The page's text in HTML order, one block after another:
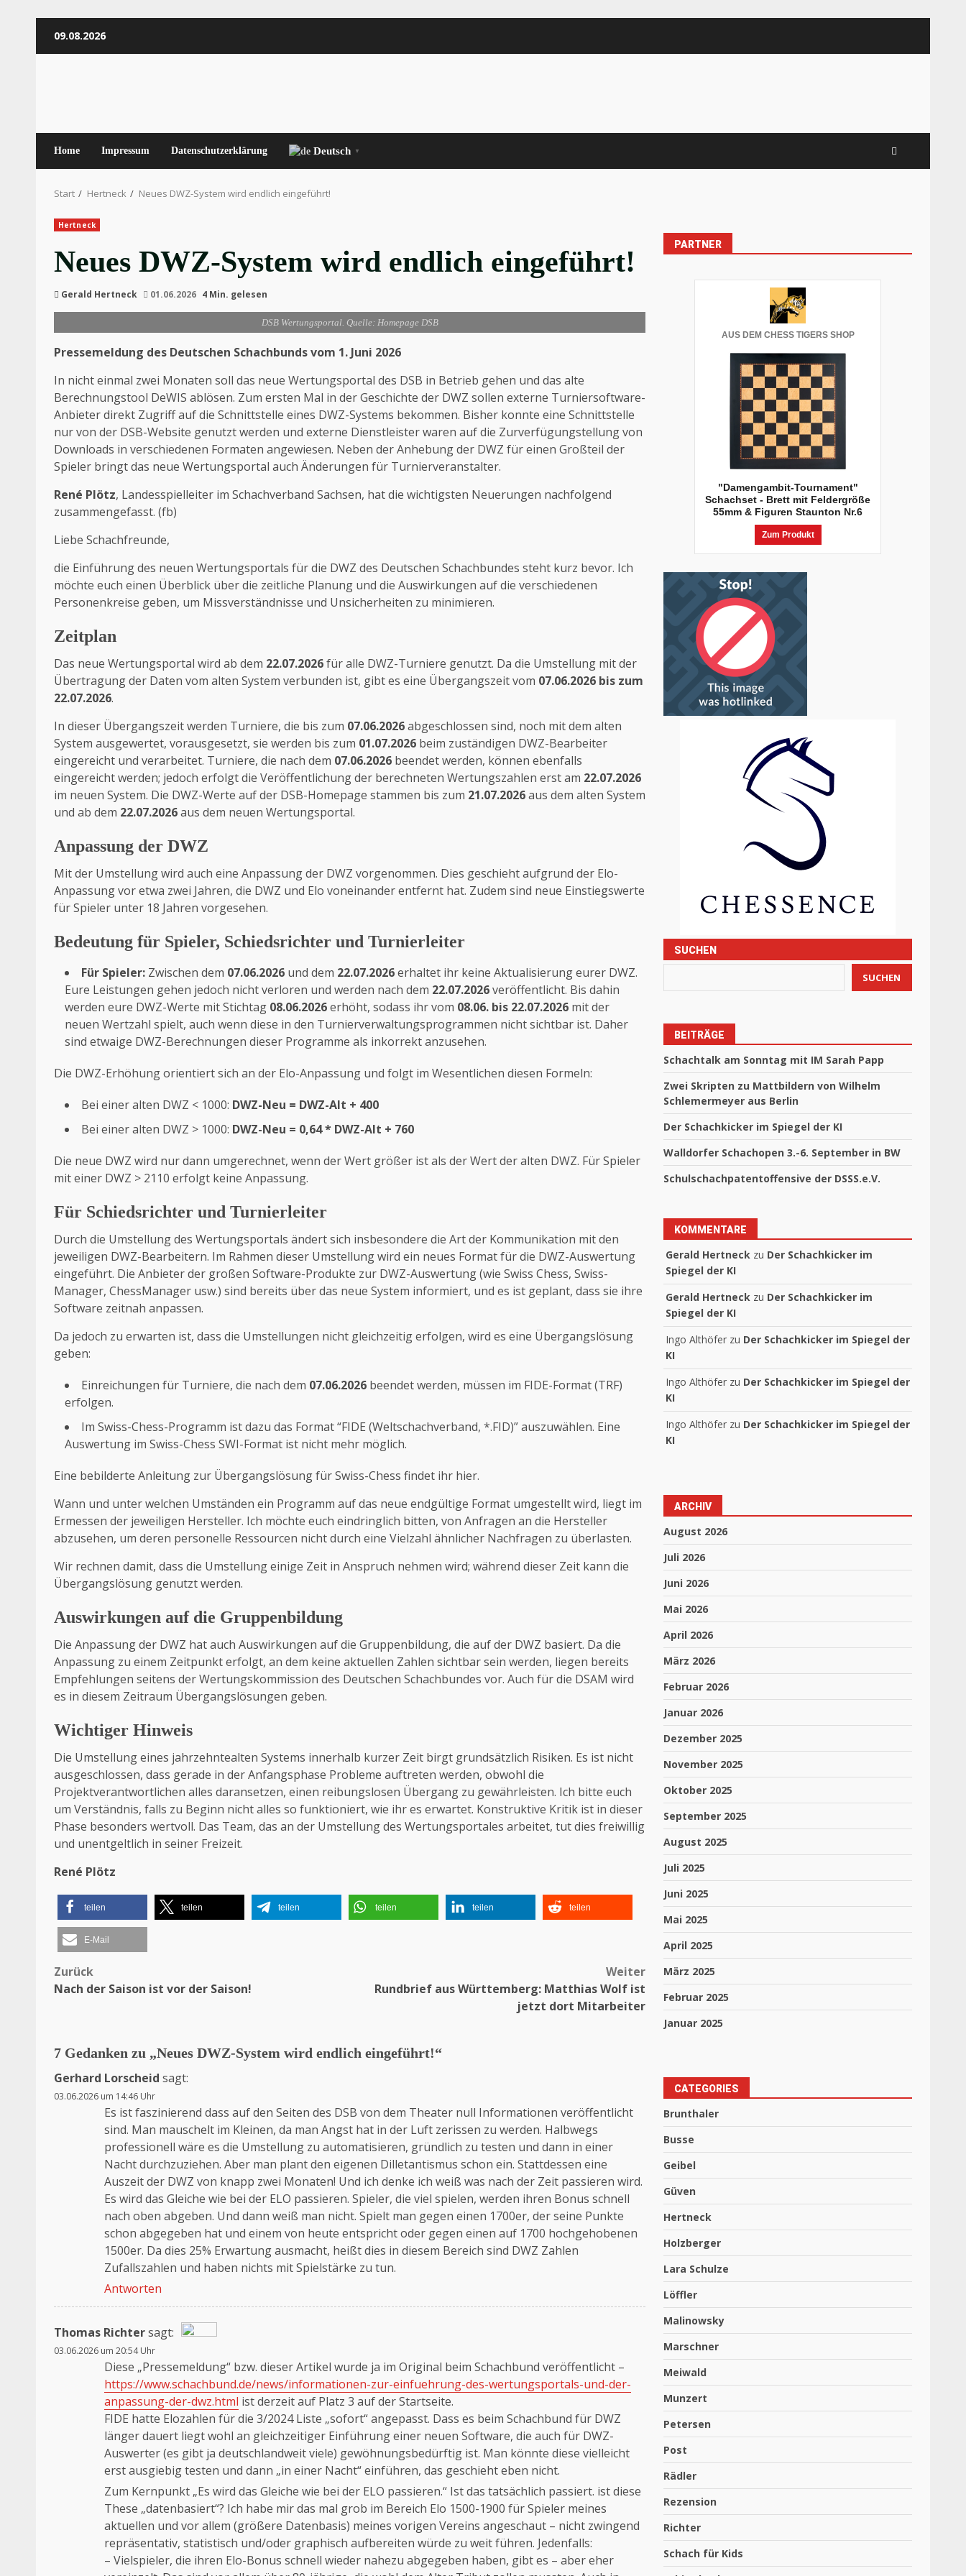
Inhalt09.08.2026
Home Impressum Datenschutzerklärung Deutsch ▼
Start Hertneck Neues DWZ-System wird endlich eingeführt!
Hertneck
Neues DWZ-System wird endlich eingeführt!
Gerald Hertneck 01.06.2026 4 Min. gelesen
DSB Wertungsportal. Quelle: Homepage DSB
Pressemeldung des Deutschen Schachbunds vom 1. Juni 2026
In nicht einmal zwei Monaten soll das neue Wertungsportal des DSB in Betrieb gehen und das alte
Berechnungstool DeWIS ablösen. Zum ersten Mal in der Geschichte der DWZ sollen externe Turniersoftware-
Anbieter direkt Zugriff auf die Schnittstelle eines DWZ-Systems bekommen. Bisher konnte eine Schnittstelle
nur von der DSB-Website genutzt werden und externe Dienstleister waren auf die Zurverfügungstellung von
Downloads in verschiedenen Formaten angewiesen. Neben der Anhebung der DWZ für einen Großteil der
Spieler bringt das neue Wertungsportal auch Änderungen für Turnierveranstalter.
René Plötz, Landesspielleiter im Schachverband Sachsen, hat die wichtigsten Neuerungen nachfolgend
zusammengefasst. (fb)
Liebe Schachfreunde,
die Einführung des neuen Wertungsportals für die DWZ des Deutschen Schachbundes steht kurz bevor. Ich
möchte euch einen Überblick über die zeitliche Planung und die Auswirkungen auf die verschiedenen
Personenkreise geben, um Missverständnisse und Unsicherheiten zu minimieren.
Zeitplan
Das neue Wertungsportal wird ab dem 22.07.2026für alle DWZ-Turniere genutzt. Da die Umstellung mit der
Übertragung der Daten vom alten System verbunden ist, gibt es eine Übergangszeit vom 07.06.2026 bis zum
22.07.2026.
In dieser Übergangszeit werden Turniere, die bis zum 07.06.2026abgeschlossen sind, noch mit dem alten
System ausgewertet, vorausgesetzt, sie werden bis zum 01.07.2026 beim zuständigen DWZ-Bearbeiter
eingereicht und verarbeitet. Turniere, die nach dem 07.06.2026 beendet werden, können ebenfalls
eingereicht werden; jedoch erfolgt die Veröffentlichung der berechneten Wertungszahlen erst am 22.07.2026
im neuen System. Die DWZ-Werte auf der DSB-Homepage stammen bis zum 21.07.2026aus dem alten System
und ab dem 22.07.2026aus dem neuen Wertungsportal.
Anpassung der DWZ
Mit der Umstellung wird auch eine Anpassung der DWZ vorgenommen. Dies geschieht aufgrund der Elo-
Anpassung vor etwa zwei Jahren, die DWZ und Elo voneinander entfernt hat. Zudem sind neue Einstiegswerte
für Spieler unter 18 Jahren vorgesehen.
Bedeutung für Spieler, Schiedsrichter und Turnierleiter
Für Spieler: Zwischen dem 07.06.2026 und dem 22.07.2026erhaltet ihr keine Aktualisierung eurer DWZ.
Eure Leistungen gehen jedoch nicht verloren und werden nach dem 22.07.2026veröffentlicht. Bis dahin
werden eure DWZ-Werte mit Stichtag 08.06.2026erhöht, sodass ihr vom 08.06. bis 22.07.2026 mit der
neuen Wertzahl spielt, auch wenn diese in den Turnierverwaltungsprogrammen nicht sichtbar ist. Daher
sind etwaige DWZ-Berechnungen dieser Programme als inkorrekt anzusehen.
Die DWZ-Erhöhung orientiert sich an der Elo-Anpassung und folgt im Wesentlichen diesen Formeln:
Bei einer alten DWZ < 1000: DWZ-Neu = DWZ-Alt + 400
Bei einer alten DWZ > 1000: DWZ-Neu = 0,64 * DWZ-Alt + 760
Die neue DWZ wird nur dann umgerechnet, wenn der Wert größer ist als der Wert der alten DWZ. Für Spieler
mit einer DWZ > 2110 erfolgt keine Anpassung.
Für Schiedsrichter und Turnierleiter
Durch die Umstellung des Wertungsportals ändert sich insbesondere die Art der Kommunikation mit den
jeweiligen DWZ-Bearbeitern. Im Rahmen dieser Umstellung wird ein neues Format für die DWZ-Auswertung
eingeführt. Die Anbieter der großen Software-Produkte zur DWZ-Auswertung (wie Swiss Chess, Swiss-
Manager, ChessManager usw.) sind bereits über das neue System informiert, und es ist geplant, dass sie ihre
Software zeitnah anpassen.
Da jedoch zu erwarten ist, dass die Umstellungen nicht gleichzeitig erfolgen, wird es eine Übergangslösung
geben:
Einreichungen für Turniere, die nach dem 07.06.2026 beendet werden, müssen im FIDE-Format (TRF)
erfolgen.
Im Swiss-Chess-Programm ist dazu das Format “FIDE (Weltschachverband, *.FID)” auszuwählen. Eine
Auswertung im Swiss-Chess SWI-Format ist nicht mehr möglich.
Eine bebilderte Anleitung zur Übergangslösung für Swiss-Chess findet ihr hier.
Wann und unter welchen Umständen ein Programm auf das neue endgültige Format umgestellt wird, liegt im
Ermessen der jeweiligen Hersteller. Ich möchte euch eindringlich bitten, von Anfragen an die Hersteller
abzusehen, um deren personelle Ressourcen nicht durch eine Vielzahl ähnlicher Nachfragen zu überlasten.
Wir rechnen damit, dass die Umstellung einige Zeit in Anspruch nehmen wird; während dieser Zeit kann die
Übergangslösung genutzt werden.
Auswirkungen auf die Gruppenbildung
Die Anpassung der DWZ hat auch Auswirkungen auf die Gruppenbildung, die auf der DWZ basiert. Da die
Anpassung zu einem Zeitpunkt erfolgt, an dem keine aktuellen Zahlen sichtbar sein werden, liegen bereits
Empfehlungen seitens der Wertungskommission des Deutschen Schachbundes vor. Auch für die DSAM wird
es in diesem Zeitraum Übergangslösungen geben.
Wichtiger Hinweis
Die Umstellung eines jahrzehntealten Systems innerhalb kurzer Zeit birgt grundsätzlich Risiken. Es ist nicht
ausgeschlossen, dass gerade in der Anfangsphase Probleme auftreten werden, obwohl die
Projektverantwortlichen alles daransetzen, einen reibungslosen Übergang zu gewährleisten. Ich bitte euch
um Verständnis, falls zu Beginn nicht alles so funktioniert, wie ihr es erwartet. Konstruktive Kritik ist in dieser
Phase besonders wertvoll. Das Team, das an der Umstellung des Wertungsportales arbeitet, tut dies freiwillig
und unentgeltlich in seiner Freizeit.
René Plötz
teilen teilen teilen teilen teilen teilen
E-Mail
Beitragsnavigation
Zurück
Nach der Saison ist vor der Saison!
Weiter
Rundbrief aus Württemberg: Matthias Wolf ist
jetzt dort Mitarbeiter
7 Gedanken zu „Neues DWZ-System wird endlich eingeführt!“
Gerhard Lorscheid sagt:
03.06.2026 um 14:46 Uhr
Es ist faszinierend dass auf den Seiten des DSB von dem Theater null Informationen veröffentlicht
sind. Man mauschelt im Kleinen, da man Angst hat in der Luft zerissen zu werden. Halbwegs
professionell wäre es die Umstellung zu automatisieren, gründlich zu testen und dann in einer
Nacht durchzuziehen. Aber man plant den eigenen Dilletantismus schon ein. Stattdessen eine
Auszeit der DWZ von knapp zwei Monaten! Und ich denke ich weiß was nach der Zeit passieren wird.
Es wird das Gleiche wie bei der ELO passieren. Spieler, die viel spielen, werden ihren Bonus schnell
nach oben abgeben. Und dann weiß man nicht. Spielt man gegen einen 1700er, der seine Punkte
schon abgegeben hat und einem von heute entspricht oder gegen einen auf 1700 hochgehobenen
1500er. Da dies 25% Erwartung ausmacht, heißt dies in diesem Bereich sind DWZ Zahlen
Zufallszahlen und haben nichts mit Spielstärke zu tun.
Antworten
Thomas Richtersagt:
Das „Echte-Person“-Abzeichen!
Anti-Spam von CleanTalk
03.06.2026 um 20:54 Uhr
Diese „Pressemeldung“ bzw. dieser Artikel wurde ja im Original beim Schachbund veröffentlicht –
https://www.schachbund.de/news/informationen-zur-einfuehrung-des-wertungsportals-und-der-
anpassung-der-dwz.html ist derzeit auf Platz 3 auf der Startseite.
FIDE hatte Elozahlen für die 3/2024 Liste „sofort“ angepasst. Dass es beim Schachbund für DWZ
länger dauert liegt wohl an gleichzeitiger Einführung einer neuen Software, die auch für DWZ-
Auswerter (es gibt ja deutschlandweit viele) gewöhnungsbedürftig ist. Man könnte diese vielleicht
erst ausgiebig testen und dann „in einer Nacht“ einführen, das geschieht eben nicht.
Zum Kernpunkt „Es wird das Gleiche wie bei der ELO passieren.“ Ist das tatsächlich passiert. ist diese
These „datenbasiert“? Ich habe mir das mal grob im Bereich Elo 1500-1900 für Spieler meines
aktuellen und vor allem (größere Datenbasis) meines vorigen Vereins angeschaut – nicht zwingend
repräsentativ, statistisch und/oder graphisch aufbereiten würde zu weit führen. Jedenfalls:
– Vielspieler, die ihren Elo-Bonus schnell wieder nahezu abgegeben haben, gibt es – aber eher
PARTNER
AUS DEM CHESS TIGERS SHOP
"Damengambit-Tournament"
Schachset - Brett mit Feldergröße
55mm & Figuren Staunton Nr.6
Zum Produkt
SUCHEN
SUCHEN
BEITRÄGE
Schachtalk am Sonntag mit IM Sarah Papp
Zwei Skripten zu Mattbildern von Wilhelm
Schlemermeyer aus Berlin
Der Schachkicker im Spiegel der KI
Walldorfer Schachopen 3.-6. September in BW
Schulschachpatentoffensive der DSSS.e.V.
KOMMENTARE
Gerald Hertneck zu Der Schachkicker im
Spiegel der KI
Gerald Hertneck zu Der Schachkicker im
Spiegel der KI
Ingo Althöfer zu Der Schachkicker im Spiegel der
KI
Ingo Althöfer zu Der Schachkicker im Spiegel der
KI
Ingo Althöfer zu Der Schachkicker im Spiegel der
KI
ARCHIV
August 2026
Juli 2026
Juni 2026
Mai 2026
April 2026
März 2026
Februar 2026
Januar 2026
Dezember 2025
November 2025
Oktober 2025
September 2025
August 2025
Juli 2025
Juni 2025
Mai 2025
April 2025
März 2025
Februar 2025
Januar 2025
CATEGORIES
Brunthaler
Busse
Geibel
Güven
Hertneck
Holzberger
Lara Schulze
Löffler
Malinowsky
Marschner
Meiwald
Munzert
Petersen
Post
Rädler
Rezension
Richter
Schach für Kids